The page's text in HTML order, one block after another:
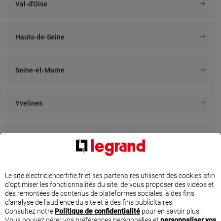
ISOLEC ENTREPRISE KRIKORIAN
91220 BRETIGNY SUR ORGE
En savoir plus
À 9.8 km km
SARAZIN PASCAL
91600 SAVIGNY SUR ORGE
En savoir plus
Val-d'Oise
Hauts-de-Seine
Seine-et-Marne
Yvelines
Seine-Saint-Denis
Val-de-Marne
Le site electriciencertifie.fr et ses partenaires utilisent des cookies afin
d'optimiser les fonctionnalités du site, de vous proposer des vidéos et
des remontées de contenus de plateformes sociales, à des fins
d'analyse de l'audience du site et à des fins publicitaires.
Consultez notre Politique de confidentialité pour en savoir plus.